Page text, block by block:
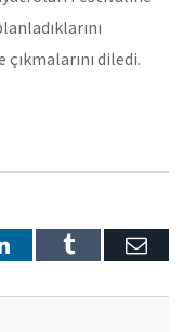
diledi.
LinkedInTumblr E-